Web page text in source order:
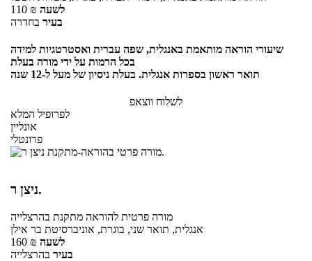
110 ₪ לשעה
בעיר בחדרה
שיעורי הוראה מותאמת באנגלית, שפה עברית ואסטרטגיות למידה
בכל הרמות על ידי מורה בעלת
תואר ראשון בספרות אנגלית. בעלת ניסיון של מעל ל-12 שנה
לשלוח ווצאפ
לפרופיל המלא
אונליין
פרונטלי
ניצן ר.
מורה פרטית להוראה מתקנת בהרצלייה
אנגלית, תואר שני, בוגרת, אוניברסיטת בר אילן
160 ₪ לשעה
בעיר בהרצלייה